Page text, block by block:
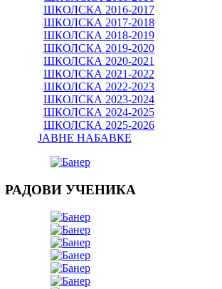
ШКОЛСКА 2016-2017
ШКОЛСКА 2017-2018
ШКОЛСКА 2018-2019
ШКОЛСКА 2019-2020
ШКОЛСКА 2020-2021
ШКОЛСКА 2021-2022
ШКОЛСКА 2022-2023
ШКОЛСКА 2023-2024
ШКОЛСКА 2024-2025
ШКОЛСКА 2025-2026
ЈАВНЕ НАБАВКЕ
РАДОВИ УЧЕНИКА